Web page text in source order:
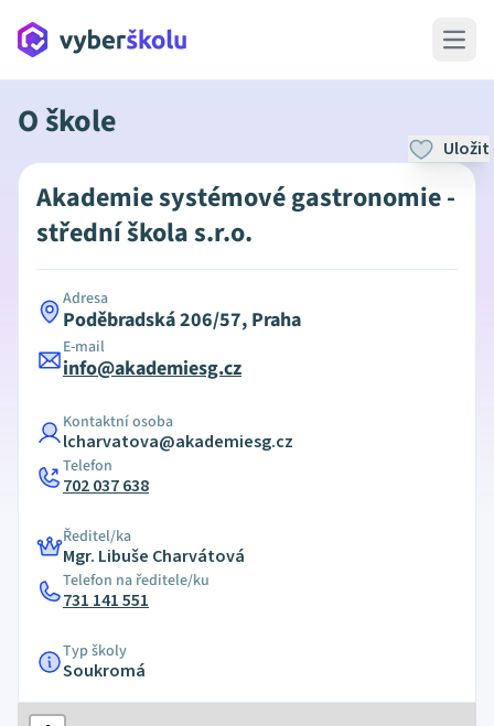
Open
O škole
Uložit
Akademie systémové gastronomie -
střední škola s.r.o.
Adresa
Poděbradská 206/57, Praha
E-mail
info@akademiesg.cz
Kontaktní osoba
lcharvatova@akademiesg.cz
Telefon
702 037 638
Ředitel/ka
Mgr. Libuše Charvátová
Telefon na ředitele/ku
731 141 551
Typ školy
Soukromá